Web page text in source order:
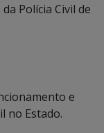
Polícia Civil de
e
no Estado.